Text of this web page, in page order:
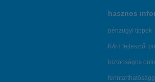
hasznos
pénzügyi tippek
K&H fejlesztői
biztonságos